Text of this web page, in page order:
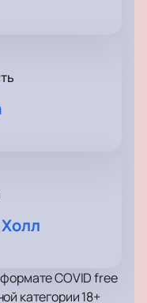
COVID free
категории 18+